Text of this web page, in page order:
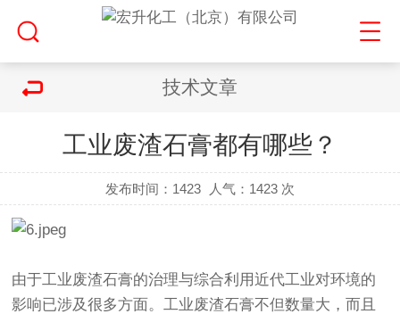
技术文章
工业废渣石膏都有哪些？
发布时间：1423 人气： 1423 次
由于工业废渣石膏的治理与综合利用近代工业对环境的
影响已涉及很多方面。工业废渣石膏不但数量大，而且